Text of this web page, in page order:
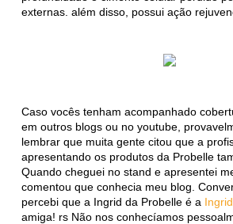
externas. além disso, possui ação
Caso vocês tenham acompanhado
em outros blogs ou no youtube,
lembrar que muita gente citou que a
apresentando os produtos da Probelle
Quando cheguei no stand e apresentei
comentou que conhecia meu blog.
percebi que a Ingrid da Probelle é a
amiga! rs Não nos conhecíamos